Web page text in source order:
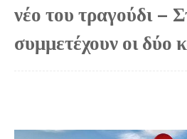
νέο του τραγούδι –
συμμετέχουν οι δύο